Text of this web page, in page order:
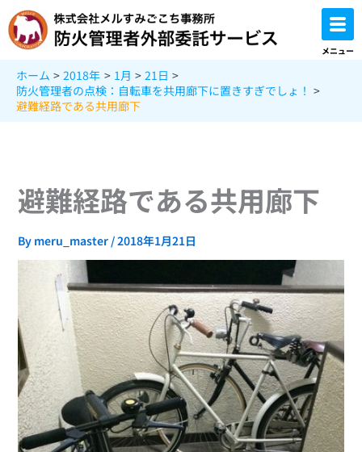
容
を
メニュー
ホーム 2018年 1月
21日
防火管理者の点検：自転車を共用廊下に置きすぎでしょ！
避難経路である共用廊下
避難経路である共用廊下
By meru_master /2018年1月21日